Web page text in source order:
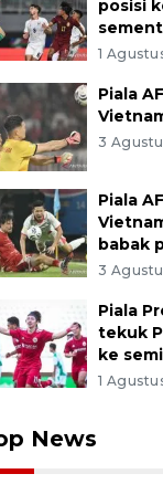
posisi
1
Piala
3
Piala
babak
3
Piala
tekuk
ke
1
News